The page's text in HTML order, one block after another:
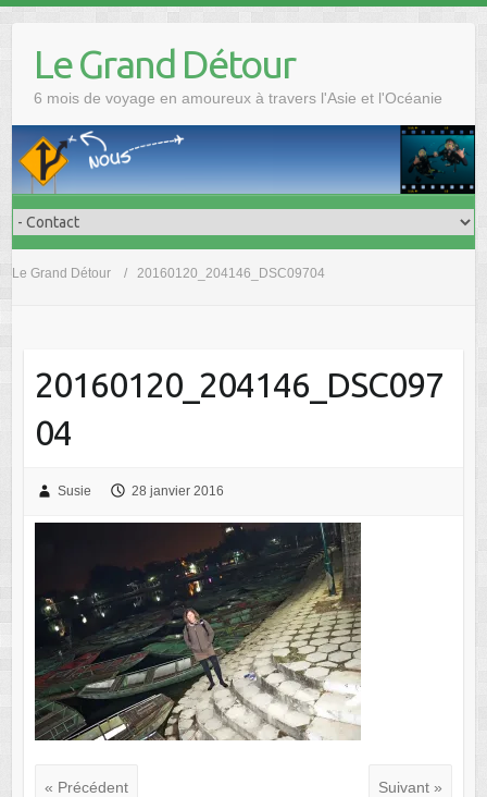
Le Grand Détour
6 mois de voyage en amoureux à travers l'Asie et l'Océanie
Le Grand Détour 20160120_204146_DSC09704
20160120_204146_DSC097
04
Susie 28 janvier 2016
« Précédent Suivant »